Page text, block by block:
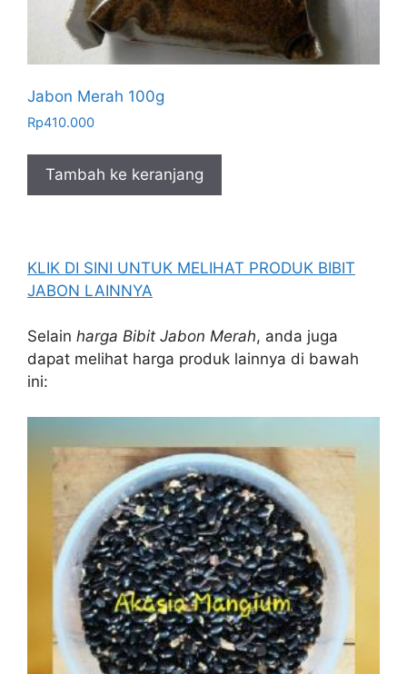
Jabon Merah 100g
Rp410.000
Tambah ke keranjang
KLIK DI SINI UNTUK MELIHAT PRODUK BIBIT
JABON LAINNYA
Selain harga Bibit Jabon Merah, anda juga
dapat melihat harga produk lainnya di bawah
ini: